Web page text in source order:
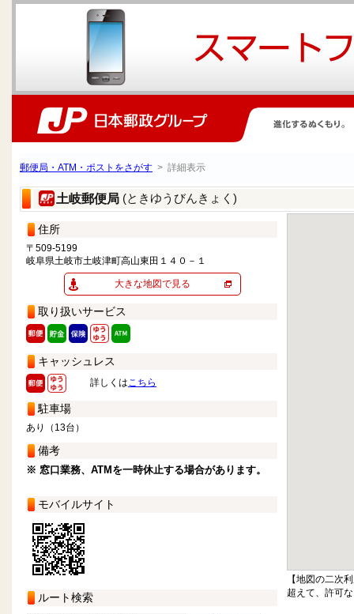
郵便局・ATM・ポストをさがす > 詳細表示
土岐郵便局 (ときゆうびんきょく)
住所
〒509-5199
岐阜県土岐市土岐津町高山東田１４０－１
大きな地図で見る
取り扱いサービス
キャッシュレス
詳しくはこちら
駐車場
あり（13台）
備考
※ 窓口業務、ATMを一時休止する場合があります。
モバイルサイト
ルート検索
【地図の二次
超えて、許可